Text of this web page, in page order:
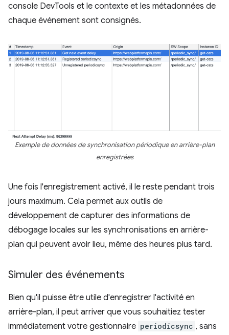
console DevTools et le contexte et les métadonnées de
chaque événement sont consignés.
Exemple de données de synchronisation périodique en arrière-plan
enregistrées
Une fois l'enregistrement activé, il le reste pendant trois
jours maximum. Cela permet aux outils de
développement de capturer des informations de
débogage locales sur les synchronisations en arrière-
plan qui peuvent avoir lieu, même des heures plus tard.
Simuler des événements
Bien qu'il puisse être utile d'enregistrer l'activité en
arrière-plan, il peut arriver que vous souhaitiez tester
immédiatement votre gestionnaire periodicsync , sans